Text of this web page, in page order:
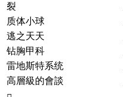
裂
质体小球
逃之天天
钻胸甲科
雷地斯特系统
高層級的會談